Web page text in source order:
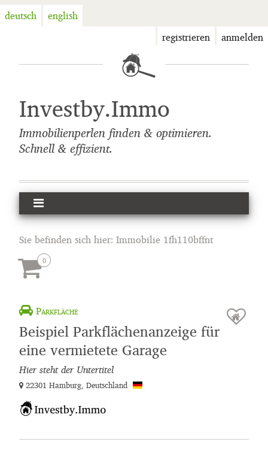
deutsch
english
registrieren
anmelden
Investby.Immo
Immobilienperlen finden & optimieren.
Schnell & effizient.
Sie befinden sich hier: Immobilie 1fh110bffnt
Parkfläche
Beispiel Parkflächenanzeige für
eine vermietete Garage
Hier steht der Untertitel
22301 Hamburg, Deutschland